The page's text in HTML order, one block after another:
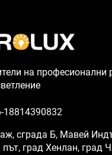
на професионални
18814390832
сграда Б, Мавей
път, град Хенлан, град